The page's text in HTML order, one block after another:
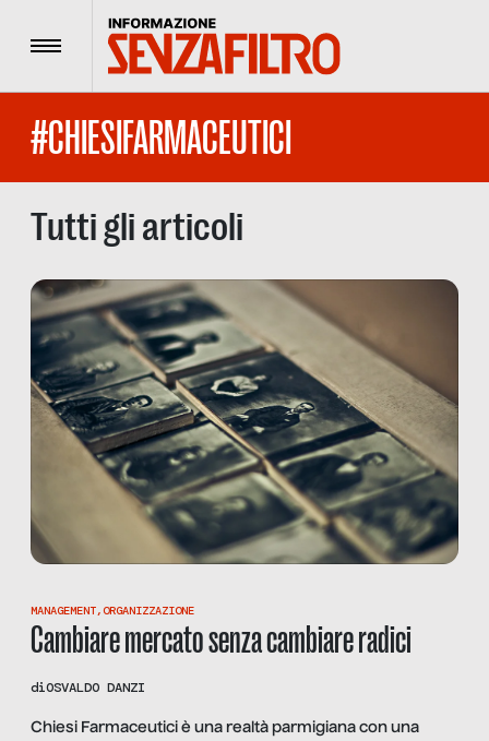
Menu
#CHIESIFARMACEUTICI
Tutti gli articoli
MANAGEMENT,ORGANIZZAZIONE
Cambiare mercato senza cambiare radici
diOSVALDO DANZI
Chiesi Farmaceutici è una realtà parmigiana con una